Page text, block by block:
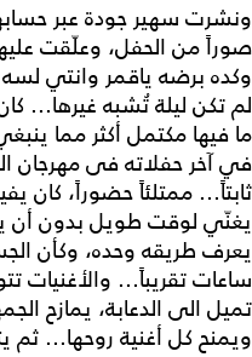
ونشرت سهير جودة عبر
صوراً من الحفل، وعلّقت
وكده برضه ياقمر وانتي
لم تكن ليلة تُشبه غيرها...
ما فيها مكتمل أكثر مما
في آخر حفلاته فى مهرجان
ثابتاً... ممتلئاً حضوراً، كان
يغنّي لوقت طويل بدون أن
يعرف طريقه وحده، وكأن
ساعات تقريباً... والأغنيات
تميل الى الدعابة، يمازح
ويمنح كل أغنية روحها...